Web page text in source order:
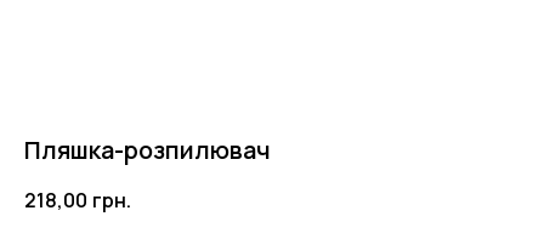
Пляшка-розпилювач
218,00 грн.